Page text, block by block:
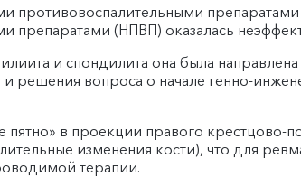
противовоспалительными препаратами
(НПВП) оказалась
и спондилита она была
решения вопроса о начале генно-
в проекции правого крестцово-
изменения кости), что для
терапии.